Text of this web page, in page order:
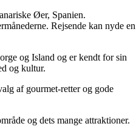
Øer, Spanien.
Rejsende kan nyde en
og Island og er kendt for sin
og kultur.
af gourmet-retter og gode
og dets mange attraktioner.